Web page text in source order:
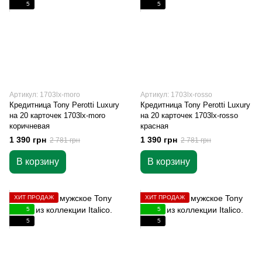
5
Артикул: 1703lx-moro
Кредитница Tony Perotti Luxury
на 20 карточек 1703lx-moro
коричневая
1 390 грн 2 781 грн
В корзину
5
Артикул: 1703lx-rosso
Кредитница Tony Perotti Luxury
на 20 карточек 1703lx-rosso
красная
1 390 грн 2 781 грн
В корзину
ХИТ ПРОДАЖ
5
5
ХИТ ПРОДАЖ
5
5